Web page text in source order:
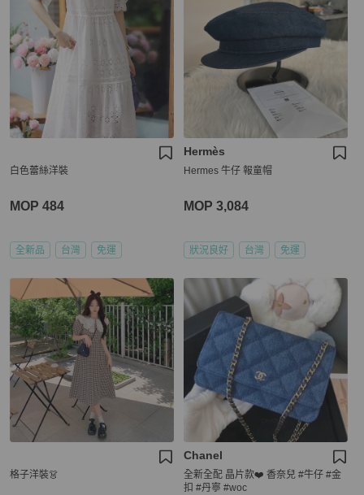
白色蕾絲洋裝
MOP 484
全新品 台灣 免運
Hermès
Hermes 牛仔 報童帽
MOP 3,084
狀況良好 台灣 免運
格子洋裝👗
Chanel
全新全配 晶片款❤️ 香奈兒 #牛仔 #金
扣 #丹寧 #woc